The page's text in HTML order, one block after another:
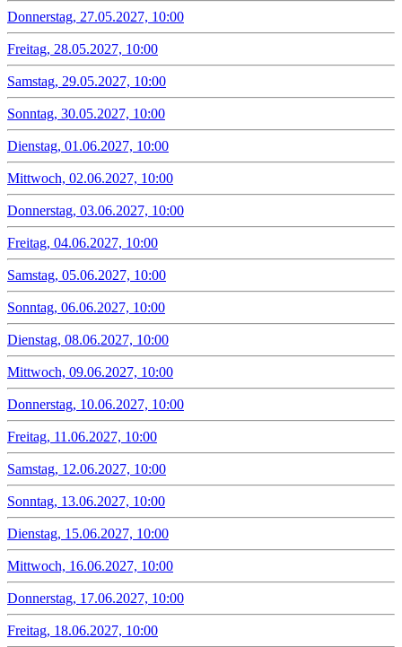
Donnerstag, 27.05.2027, 10:00
Freitag, 28.05.2027, 10:00
Samstag, 29.05.2027, 10:00
Sonntag, 30.05.2027, 10:00
Dienstag, 01.06.2027, 10:00
Mittwoch, 02.06.2027, 10:00
Donnerstag, 03.06.2027, 10:00
Freitag, 04.06.2027, 10:00
Samstag, 05.06.2027, 10:00
Sonntag, 06.06.2027, 10:00
Dienstag, 08.06.2027, 10:00
Mittwoch, 09.06.2027, 10:00
Donnerstag, 10.06.2027, 10:00
Freitag, 11.06.2027, 10:00
Samstag, 12.06.2027, 10:00
Sonntag, 13.06.2027, 10:00
Dienstag, 15.06.2027, 10:00
Mittwoch, 16.06.2027, 10:00
Donnerstag, 17.06.2027, 10:00
Freitag, 18.06.2027, 10:00